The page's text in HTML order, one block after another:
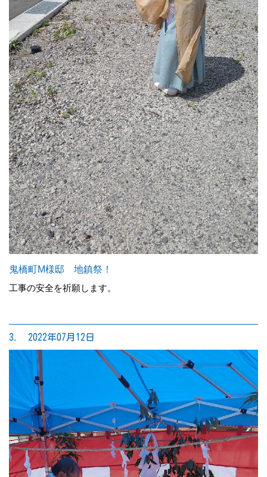
鬼橋町M様邸 地鎮祭！
工事の安全を祈願します。
3. 2022年07月12日